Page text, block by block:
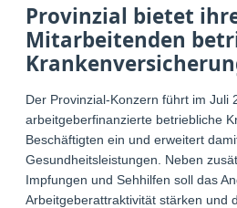
Provinzial bietet
Mitarbeitenden
Der Provinzial-Konzern führt im Juli
arbeitgeberfinanzierte betriebliche
Beschäftigten ein und erweitert
Gesundheitsleistungen. Neben
Impfungen und Sehhilfen soll das
Arbeitgeberattraktivität stärken und